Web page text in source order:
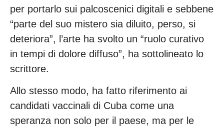
per portarlo sui palcoscenici digitali e sebbene
“parte del suo mistero sia diluito, perso, si
deteriora”, l’arte ha svolto un “ruolo curativo
in tempi di dolore diffuso”, ha sottolineato lo
scrittore.
Allo stesso modo, ha fatto riferimento ai
candidati vaccinali di Cuba come una
speranza non solo per il paese, ma per le